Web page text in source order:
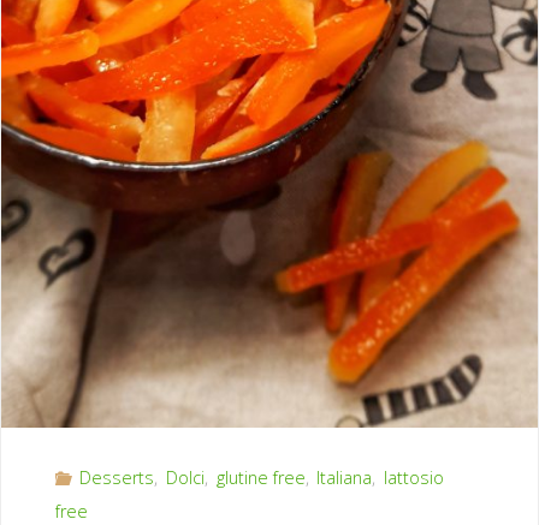
Desserts, Dolci, glutine free, Italiana, lattosio
free